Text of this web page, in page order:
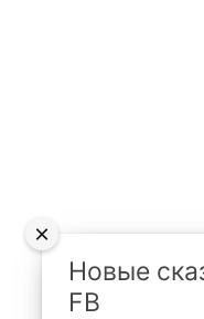
Новые
FB
×